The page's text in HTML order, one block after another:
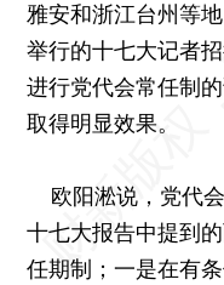
雅安和浙江台州等
举行的十七大记者
进行党代会常任制
取得明显效果。
欧阳淞说，党代
十七大报告中提到
任期制；一是在有